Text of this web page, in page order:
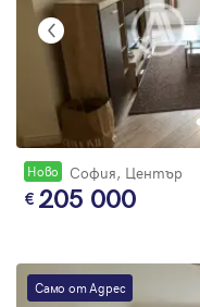
Новo София, Център
205 000
Само от Адрес